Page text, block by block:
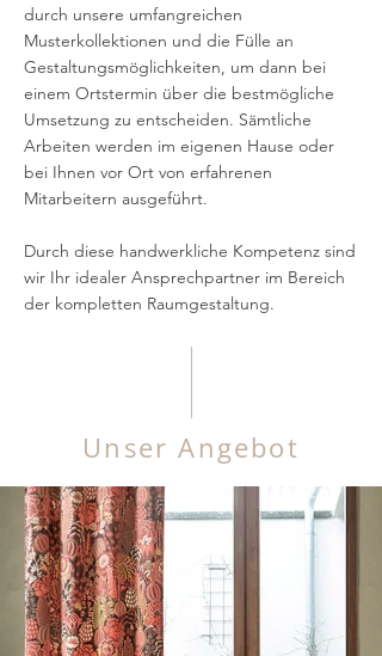
Unser Angebot
durch unsere umfangreichen
Musterkollektionen und die Fülle an
Gestaltungsmöglichkeiten, um dann bei
einem Ortstermin über die bestmögliche
Umsetzung zu entscheiden. Sämtliche
Arbeiten werden im eigenen Hause oder
bei Ihnen vor Ort von erfahrenen
Mitarbeitern ausgeführt.
Durch diese handwerkliche Kompetenz sind
wir Ihr idealer Ansprechpartner im Bereich
der kompletten Raumgestaltung.